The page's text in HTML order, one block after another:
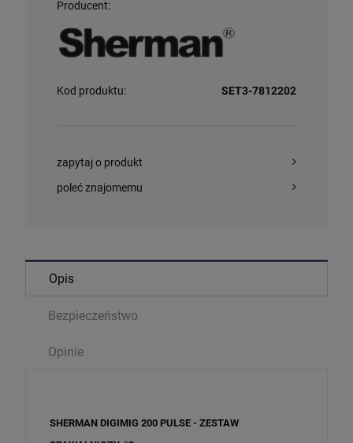
Producent:
Kod produktu: SET3-7812202
zapytaj o produkt
poleć znajomemu
Opis
Bezpieczeństwo
Opinie
SHERMAN DIGIMIG 200 PULSE - ZESTAW